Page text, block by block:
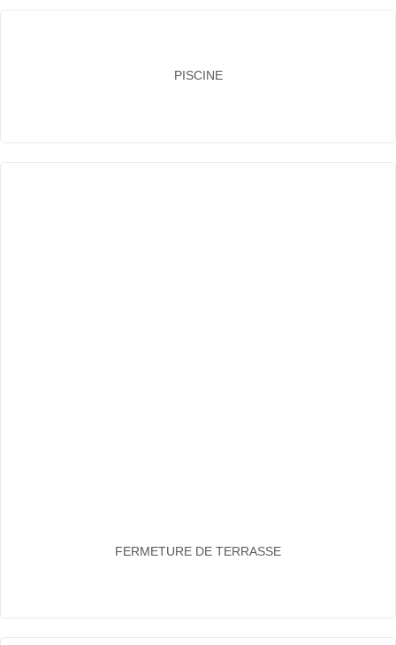
PISCINE
FERMETURE DE TERRASSE